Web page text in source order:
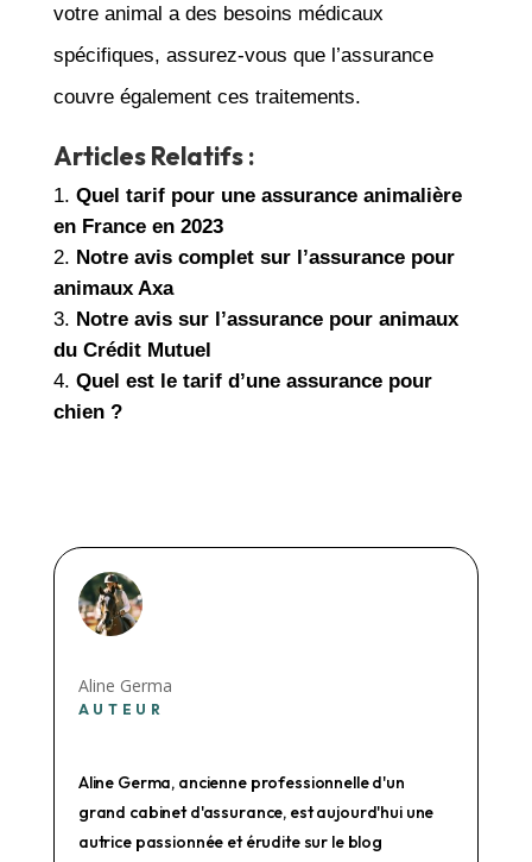
votre animal a des besoins médicaux
spécifiques, assurez-vous que l’assurance
couvre également ces traitements.
Articles Relatifs :
Quel tarif pour une assurance animalière
en France en 2023
Notre avis complet sur l’assurance pour
animaux Axa
Notre avis sur l’assurance pour animaux
du Crédit Mutuel
Quel est le tarif d’une assurance pour
chien ?
Aline Germa
AUTEUR
Aline Germa, ancienne professionnelle d'un
grand cabinet d'assurance, est aujourd'hui une
autrice passionnée et érudite sur le blog